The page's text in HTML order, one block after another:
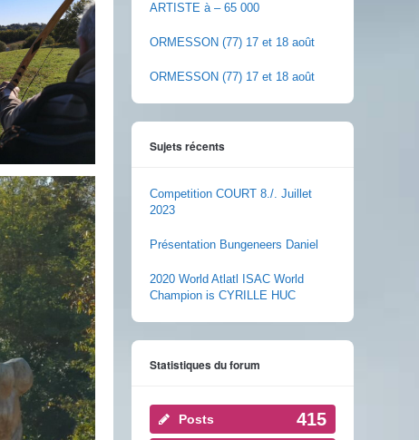
ARTISTE à – 65 000
ORMESSON (77) 17 et 18 août
ORMESSON (77) 17 et 18 août
Sujets récents
Competition COURT 8./. Juillet
2023
Présentation Bungeneers Daniel
2020 World Atlatl ISAC World
Champion is CYRILLE HUC
Statistiques du forum
Posts 415